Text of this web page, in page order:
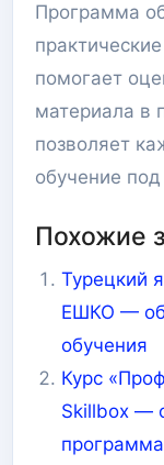
Программа
помогает
материала в
позволяет
обучение
Похожие
Турецкий
ЕШКО —
обучения
Курс
Skillbox —